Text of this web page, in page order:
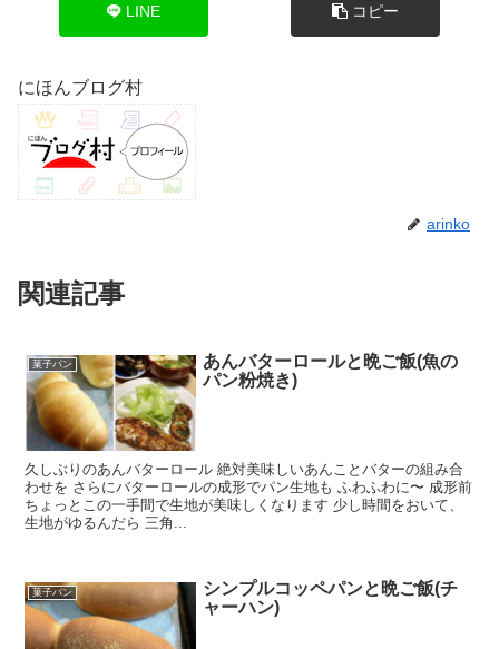
LINE コピー
にほんブログ村
arinko
関連記事
菓子パン
あんバターロールと晩ご飯(魚の
パン粉焼き)
久しぶりのあんバターロール 絶対美味しいあんことバターの組み合
わせを さらにバターロールの成形でパン生地も ふわふわに〜 成形前
ちょっとこの一手間で生地が美味しくなります 少し時間をおいて、
生地がゆるんだら 三角...
菓子パン
シンプルコッペパンと晩ご飯(チ
ャーハン)